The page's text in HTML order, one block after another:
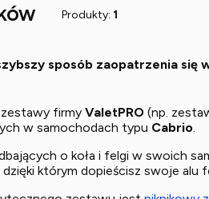
Produkty: 1
sposób zaopatrzenia się
firmy ValetPRO (np.
w samochodach typu Cabrio
o koła i felgi w swoich
którym dopieścisz swoje alu